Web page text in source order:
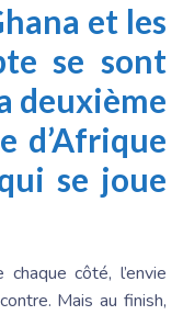
et les
se sont
deuxième
d’Afrique
se joue
côté, l’envie
Mais au finish,